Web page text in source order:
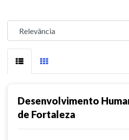
Desenvolvimento
de Fortaleza